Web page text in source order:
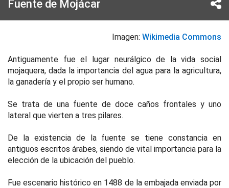
Fuente de Mojácar
Imagen: Wikimedia Commons
Antiguamente fue el lugar neurálgico de la vida social
mojaquera, dada la importancia del agua para la agricultura,
la ganadería y el propio ser humano.
Se trata de una fuente de doce caños frontales y uno
lateral que vierten a tres pilares.
De la existencia de la fuente se tiene constancia en
antiguos escritos árabes, siendo de vital importancia para la
elección de la ubicación del pueblo.
Fue escenario histórico en 1488 de la embajada enviada por